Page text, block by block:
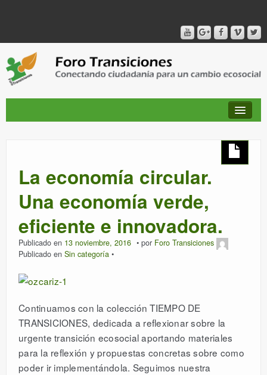
PUBLICACIONES + TIEMPO DE TRANSICIONES
RED AMIG@S DEL FORO
CANAL DE VIDEO
La economía circular.
Una economía verde,
eficiente e innovadora.
Publicado en 13 noviembre, 2016 por Foro Transiciones
Publicado en Sin categoría
Continuamos con la colección TIEMPO DE
TRANSICIONES, dedicada a reflexionar sobre la
urgente transición ecosocial aportando materiales
para la reflexión y propuestas concretas sobre como
poder ir implementándola. Seguimos nuestra